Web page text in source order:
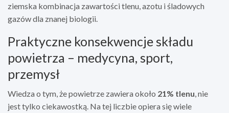
ziemska kombinacja zawartości tlenu, azotu i śladowych
gazów dla znanej biologii.
Praktyczne konsekwencje składu
powietrza – medycyna, sport,
przemysł
Wiedza o tym, że powietrze zawiera około 21% tlenu , nie
jest tylko ciekawostką. Na tej liczbie opiera się wiele